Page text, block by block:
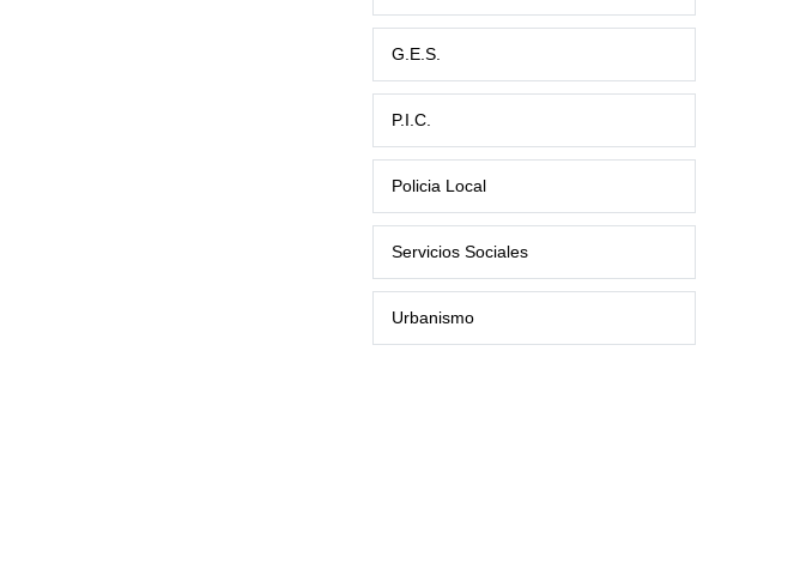
G.E.S.
P.I.C.
Policia Local
Servicios Sociales
Urbanismo